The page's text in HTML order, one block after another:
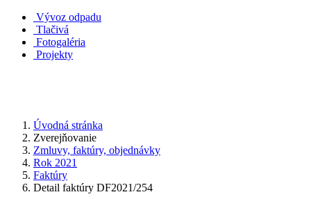
Vývoz odpadu
Tlačivá
Fotogaléria
Projekty
Úvodná stránka
Zverejňovanie
Zmluvy, faktúry, objednávky
Rok 2021
Faktúry
Detail faktúry DF2021/254